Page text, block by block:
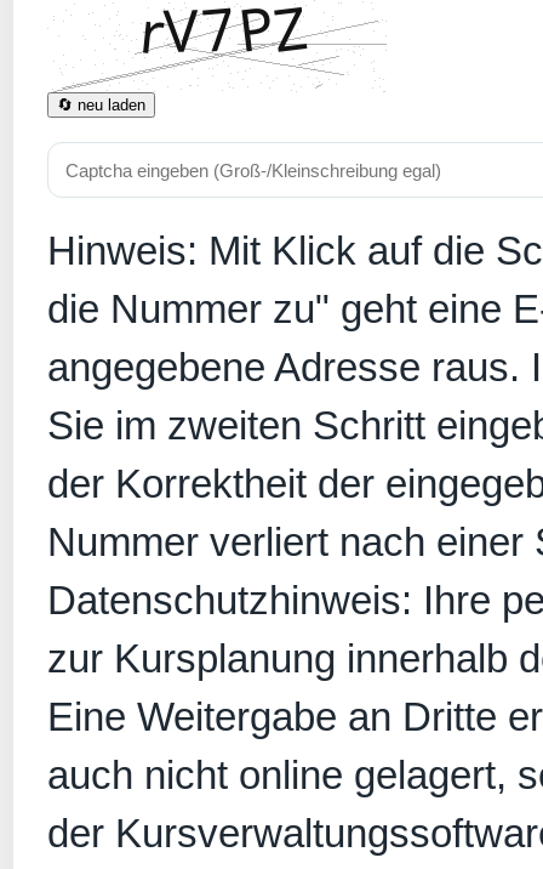
🔄 neu laden
Hinweis: Mit Klick auf die
die Nummer zu" geht eine
angegebene Adresse raus.
Sie im zweiten Schritt
der Korrektheit der
Nummer verliert nach einer
Datenschutzhinweis: Ihre
zur Kursplanung innerhalb
Eine Weitergabe an Dritte
auch nicht online gelagert,
der